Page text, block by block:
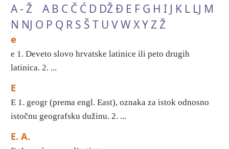
A - Ž A B C Č Ć D DŽĐ E F G H I J K L LJ M
N NJ O P Q R S Š T U VW XYZŽ
e
e 1. Deveto slovo hrvatske latinice ili peto drugih
latinica. 2. ...
E
E 1. geogr (prema engl. East), oznaka za istok odnosno
istočnu geografsku dužinu. 2. ...
E. A.